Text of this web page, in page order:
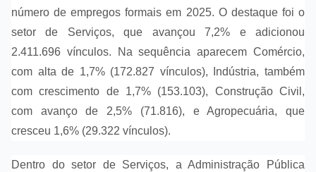
número de empregos formais em 2025. O destaque foi o
setor de Serviços, que avançou 7,2% e adicionou
2.411.696 vínculos. Na sequência aparecem Comércio,
com alta de 1,7% (172.827 vínculos), Indústria, também
com crescimento de 1,7% (153.103), Construção Civil,
com avanço de 2,5% (71.816), e Agropecuária, que
cresceu 1,6% (29.322 vínculos).
Dentro do setor de Serviços, a Administração Pública